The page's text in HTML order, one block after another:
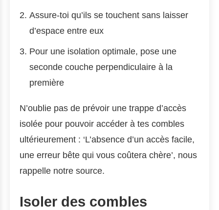
Assure-toi qu’ils se touchent sans laisser
d’espace entre eux
Pour une isolation optimale, pose une
seconde couche perpendiculaire à la
première
N’oublie pas de prévoir une trappe d’accès
isolée pour pouvoir accéder à tes combles
ultérieurement : ‘L’absence d’un accès facile,
une erreur bête qui vous coûtera chère’, nous
rappelle notre source.
Isoler des combles